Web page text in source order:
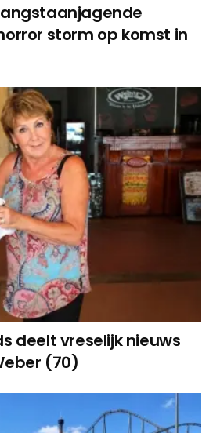
angstaanjagende
storm op komst in
deelt vreselijk nieuws
(70)